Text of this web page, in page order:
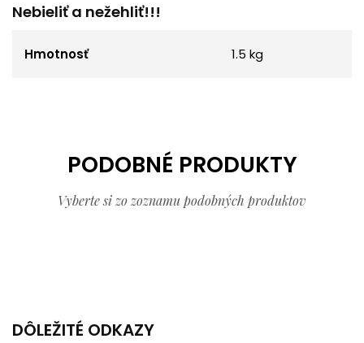
Nebieliť a nežehliť!!!
Hmotnosť 1.5 kg
PODOBNÉ PRODUKTY
Vyberte si zo zoznamu podobných produktov
DÔLEŽITÉ ODKAZY